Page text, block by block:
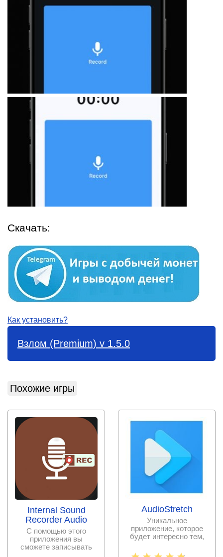
Скачать:
Как установить?
Взлом (Premium) v 1.5.0
Похожие игры
Internal Sound
Recorder Audio
С помощью этого
приложения вы
сможете записывать
AudioStretch
Уникальное
приложение, которое
будет интересно тем,
занимается музкой